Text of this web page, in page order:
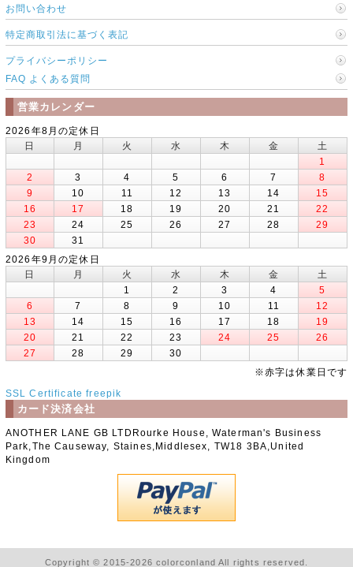
お問い合わせ
特定商取引法に基づく表記
プライバシーポリシー
FAQ よくある質問
営業カレンダー
2026年8月の定休日
日
月 火 水 木 金
土
1
2
3 4 5 6 7
8
9
10 11 12 13 14
15
16
17 18 19 20 21
22
23
24 25 26 27 28
29
30
31
2026年9月の定休日
日
月 火 水 木 金
土
1
2 3 4
5
6
7 8 9 10 11
12
13
14 15 16 17 18
19
20
21 22 23 24 25
26
27
28 29
30
※赤字は休業日です
SSL Certificate freepik
カード決済会社
ANOTHER LANE GB LTDRourke House, Waterman's Business
Park,The Causeway, Staines,Middlesex, TW18 3BA,United
Kingdom
Copyright © 2015-2026 colorconland All rights reserved.